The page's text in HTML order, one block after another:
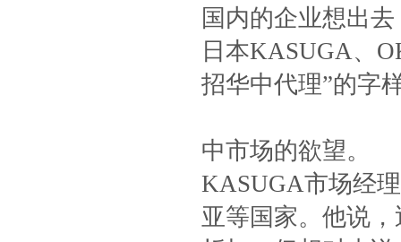
国内的企业想出
日本KASUGA、
招华中代理”的字
中市场的欲望。
KASUGA市场经
亚等国家。他说